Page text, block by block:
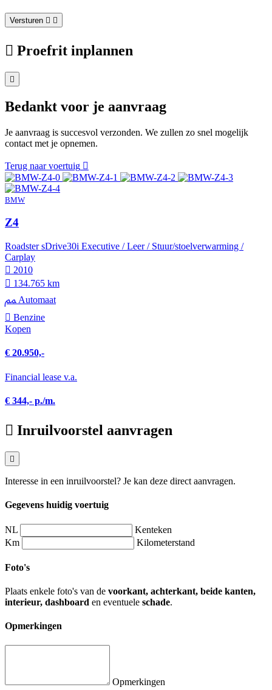
Versturen
Proefrit inplannen
Bedankt voor je aanvraag
Je aanvraag is succesvol verzonden. We zullen zo snel mogelijk
contact met je opnemen.
Terug naar voertuig
BMW
Z4
Roadster sDrive30i Executive / Leer / Stuur/stoelverwarming /
Carplay
2010
134.765 km
Automaat
Benzine
Kopen
€ 20.950,-
Financial lease v.a.
€ 344,- p./m.
Inruilvoorstel aanvragen
Interesse in een inruilvoorstel? Je kan deze direct aanvragen.
Gegevens huidig voertuig
NL
Kenteken
Km
Kilometerstand
Foto's
Plaats enkele foto's van de voorkant, achterkant, beide kanten,
interieur, dashboard en eventuele schade.
Opmerkingen
Opmerkingen